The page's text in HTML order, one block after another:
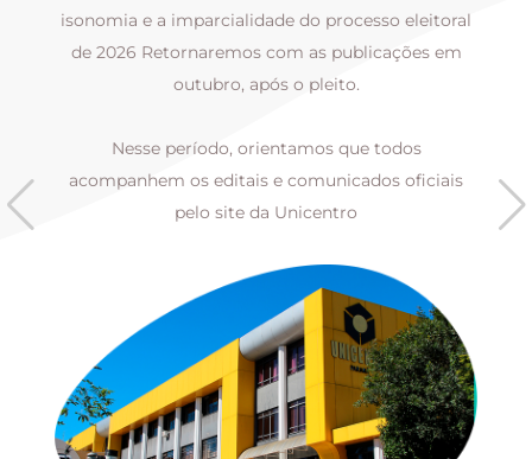
isonomia e a imparcialidade do processo eleitoral
de 2026 Retornaremos com as publicações em
outubro, após o pleito.
Nesse período, orientamos que todos
acompanhem os editais e comunicados oficiais
pelo site da Unicentro